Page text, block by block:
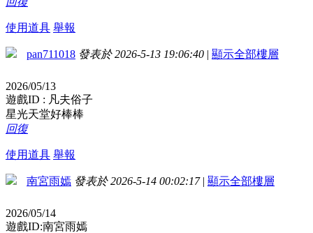
使用道具 舉報
pan711018 發表於 2026-5-13 19:06:40 | 顯示全部樓層
2026/05/13
遊戲ID : 凡夫俗子
星光天堂好棒棒
回復
使用道具 舉報
南宮雨嫣 發表於 2026-5-14 00:02:17 | 顯示全部樓層
2026/05/14
遊戲ID:南宮雨嫣